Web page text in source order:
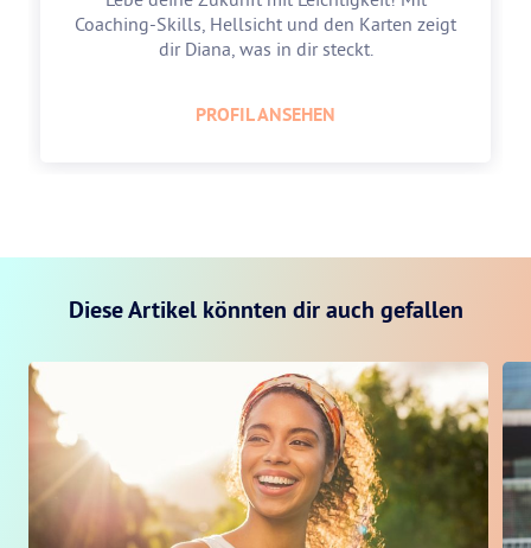
Coaching-Skills, Hellsicht und den Karten zeigt
dir Diana, was in dir steckt.
PROFIL ANSEHEN
Diese Artikel könnten dir auch gefallen